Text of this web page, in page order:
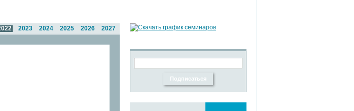
2027
2026
2025
2024
2023